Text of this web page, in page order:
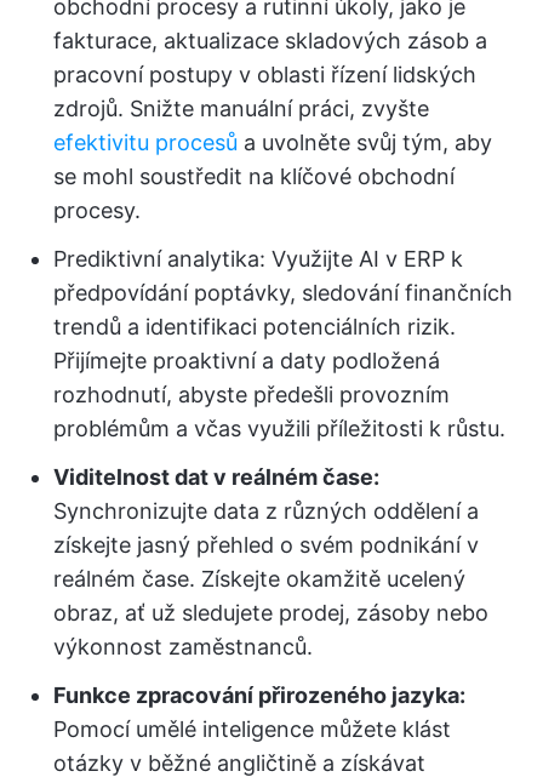
obchodní procesy a rutinní úkoly, jako je
fakturace, aktualizace skladových zásob a
pracovní postupy v oblasti řízení lidských
zdrojů. Snižte manuální práci, zvyšte
efektivitu procesů a uvolněte svůj tým, aby
se mohl soustředit na klíčové obchodní
procesy.
Prediktivní analytika: Využijte AI v ERP k
předpovídání poptávky, sledování finančních
trendů a identifikaci potenciálních rizik.
Přijímejte proaktivní a daty podložená
rozhodnutí, abyste předešli provozním
problémům a včas využili příležitosti k růstu.
Viditelnost dat v reálném čase:
Synchronizujte data z různých oddělení a
získejte jasný přehled o svém podnikání v
reálném čase. Získejte okamžitě ucelený
obraz, ať už sledujete prodej, zásoby nebo
výkonnost zaměstnanců.
Funkce zpracování přirozeného jazyka:
Pomocí umělé inteligence můžete klást
otázky v běžné angličtině a získávat